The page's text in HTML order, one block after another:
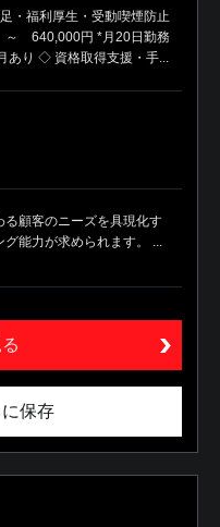
・福利厚生・受動喫煙防止
640,000円 *月20日勤務
あり ◇ 資格取得支援・手...
る顧客のニーズを具現化す
能力が求められます。 ...
保存